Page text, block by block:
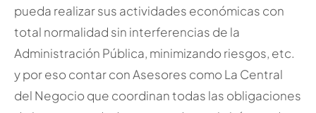
pueda realizar sus actividades económicas con
total normalidad sin interferencias de la
Administración Pública, minimizando riesgos, etc.
y por eso contar con Asesores como La Central
del Negocio que coordinan todas las obligaciones